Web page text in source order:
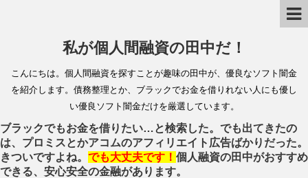
私が個人間融資の田中だ！
こんにちは。個人間融資を探すことが趣味の田中が、優良なソフト闇金
を紹介します。債務整理とか、ブラックでお金を借りれない人にも優し
い優良ソフト闇金だけを厳選しています。
ブラックでもお金を借りたい…と検索した。でも出てきたの
は、プロミスとかアコムのアフィリエイト広告ばかりだった。
きついですよね。 でも大丈夫です！ 個人融資の田中がおすすめ
できる、安心安全の金融があります。